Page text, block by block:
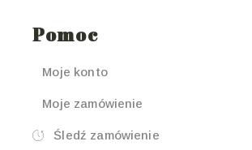
Pomoc
Moje konto
Moje zamówienie
Śledź zamówienie